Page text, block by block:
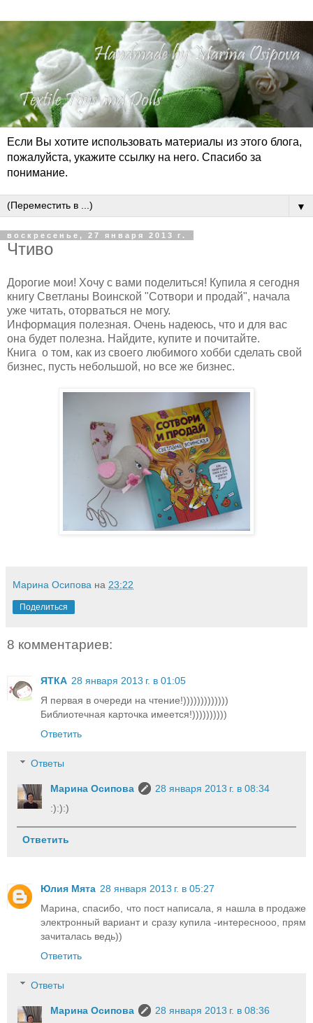
Если Вы хотите использовать материалы из этого блога,
пожалуйста, укажите ссылку на него. Спасибо за
понимание.
▼
воскресенье, 27 января 2013 г.
Чтиво
Дорогие мои! Хочу с вами поделиться! Купила я сегодня
книгу Светланы Воинской "Сотвори и продай", начала
уже читать, оторваться не могу.
Информация полезная. Очень надеюсь, что и для вас
она будет полезна. Найдите, купите и почитайте.
Книга о том, как из своего любимого хобби сделать свой
бизнес, пусть небольшой, но все же бизнес.
Марина Осипова на 23:22
Поделиться
8 комментариев:
ЯТКА 28 января 2013 г. в 01:05
Я первая в очереди на чтение!)))))))))))))
Библиотечная карточка имеется!))))))))))
Ответить
Ответы
Марина Осипова
28 января 2013 г. в 08:34
:):):)
Ответить
Юлия Мята 28 января 2013 г. в 05:27
Марина, спасибо, что пост написала, я нашла в продаже
электронный вариант и сразу купила -интереснооо, прям
зачиталась ведь))
Ответить
Ответы
Марина Осипова
28 января 2013 г. в 08:36